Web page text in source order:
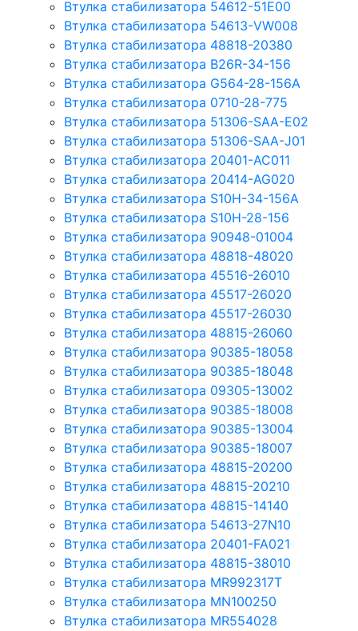
Втулка стабилизатора 54612-51E00
Втулка стабилизатора 54613-VW008
Втулка стабилизатора 48818-20380
Втулка стабилизатора B26R-34-156
Втулка стабилизатора G564-28-156A
Втулка стабилизатора 0710-28-775
Втулка стабилизатора 51306-SAA-E02
Втулка стабилизатора 51306-SAA-J01
Втулка стабилизатора 20401-AC011
Втулка стабилизатора 20414-AG020
Втулка стабилизатора S10H-34-156A
Втулка стабилизатора S10H-28-156
Втулка стабилизатора 90948-01004
Втулка стабилизатора 48818-48020
Втулка стабилизатора 45516-26010
Втулка стабилизатора 45517-26020
Втулка стабилизатора 45517-26030
Втулка стабилизатора 48815-26060
Втулка стабилизатора 90385-18058
Втулка стабилизатора 90385-18048
Втулка стабилизатора 09305-13002
Втулка стабилизатора 90385-18008
Втулка стабилизатора 90385-13004
Втулка стабилизатора 90385-18007
Втулка стабилизатора 48815-20200
Втулка стабилизатора 48815-20210
Втулка стабилизатора 48815-14140
Втулка стабилизатора 54613-27N10
Втулка стабилизатора 20401-FA021
Втулка стабилизатора 48815-38010
Втулка стабилизатора MR992317T
Втулка стабилизатора MN100250
Втулка стабилизатора MR554028